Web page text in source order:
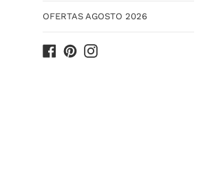
OFERTAS AGOSTO 2026
Facebook
PinterestInstagram